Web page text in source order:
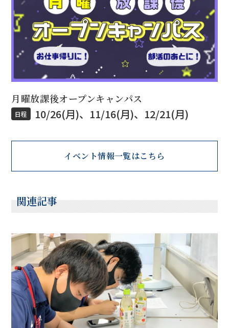
月曜放課後オープンキャンパス
日程 10/26(月)、11/16(月)、12/21(月)
イベント情報一覧はこちら
関連記事